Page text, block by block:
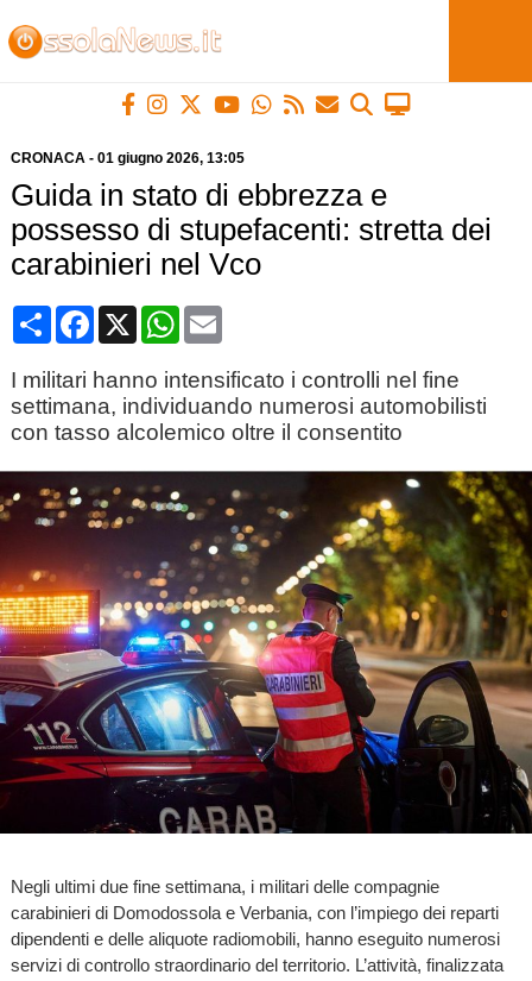
CRONACA- 01 giugno 2026, 13:05
Guida in stato di ebbrezza e
possesso di stupefacenti: stretta dei
carabinieri nel Vco
CondividiFacebook
X WhatsApp
Email
I militari hanno intensificato i controlli nel fine
settimana, individuando numerosi automobilisti
con tasso alcolemico oltre il consentito
Negli ultimi due fine settimana, i militari delle compagnie
carabinieri di Domodossola e Verbania, con l’impiego dei reparti
dipendenti e delle aliquote radiomobili, hanno eseguito numerosi
servizi di controllo straordinario del territorio. L’attività, finalizzata